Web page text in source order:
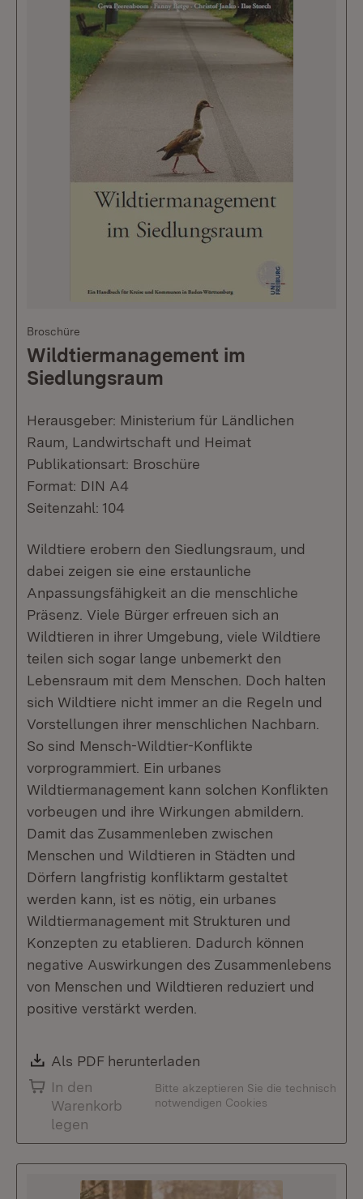
Broschüre
Wildtiermanagement im
Siedlungsraum
Herausgeber: Ministerium für Ländlichen
Raum, Landwirtschaft und Heimat
Publikationsart: Broschüre
Format: DIN A4
Seitenzahl: 104
Wildtiere erobern den Siedlungsraum, und
dabei zeigen sie eine erstaunliche
Anpassungsfähigkeit an die menschliche
Präsenz. Viele Bürger erfreuen sich an
Wildtieren in ihrer Umgebung, viele Wildtiere
teilen sich sogar lange unbemerkt den
Lebensraum mit dem Menschen. Doch halten
sich Wildtiere nicht immer an die Regeln und
Vorstellungen ihrer menschlichen Nachbarn.
So sind Mensch-Wildtier-Konflikte
vorprogrammiert. Ein urbanes
Wildtiermanagement kann solchen Konflikten
vorbeugen und ihre Wirkungen abmildern.
Damit das Zusammenleben zwischen
Menschen und Wildtieren in Städten und
Dörfern langfristig konfliktarm gestaltet
werden kann, ist es nötig, ein urbanes
Wildtiermanagement mit Strukturen und
Konzepten zu etablieren. Dadurch können
negative Auswirkungen des Zusammenlebens
von Menschen und Wildtieren reduziert und
positive verstärkt werden.
Download:
Als PDF herunterladen
In den
Warenkorb
legen
Bitte akzeptieren Sie die technisch
notwendigen Cookies